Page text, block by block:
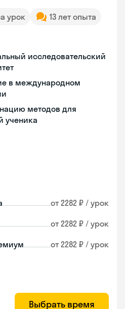
урок
13 лет опыта
исследовательский
в международном
методов для
ученика
от 2282 ₽ / урок
от 2282 ₽ / урок
от 2282 ₽ / урок
Выбрать время